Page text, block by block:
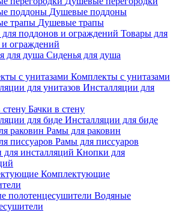
Душевые поддоны
Душевые трапы
Товары для
ограждений
Сиденья для душа
Комплекты с унитазами
Инсталляции для
Бачки в стену
Инсталляции для биде
Рамы для раковин
Рамы для писсуаров
Кнопки для
Комплектующие
Водяные